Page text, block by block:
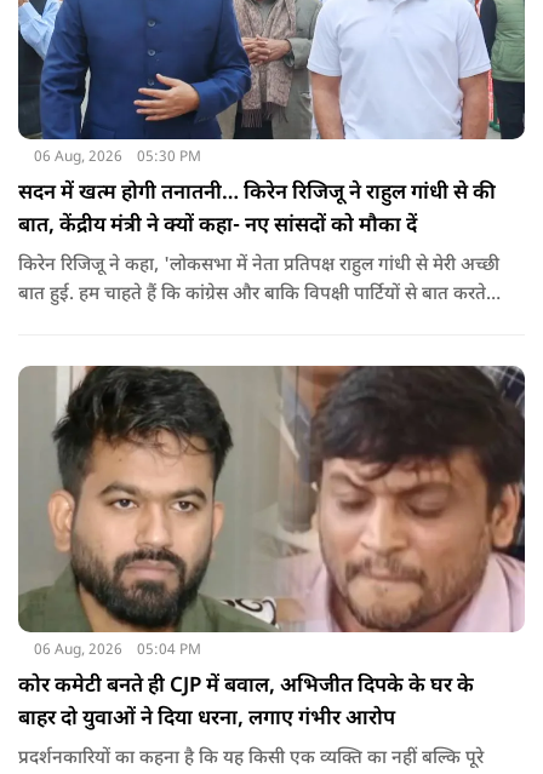
06 Aug, 2026 05:30 PM
सदन में खत्म होगी तनातनी… किरेन रिजिजू ने राहुल गांधी से की
बात, केंद्रीय मंत्री ने क्यों कहा- नए सांसदों को मौका दें
किरेन रिजिजू ने कहा, 'लोकसभा में नेता प्रतिपक्ष राहुल गांधी से मेरी अच्छी
बात हुई. हम चाहते हैं कि कांग्रेस और बाकि विपक्षी पार्टियों से बात करते
06 Aug, 2026 05:04 PM
कोर कमेटी बनते ही CJP में बवाल, अभिजीत दिपके के घर के
बाहर दो युवाओं ने दिया धरना, लगाए गंभीर आरोप
प्रदर्शनकारियों का कहना है कि यह किसी एक व्यक्ति का नहीं बल्कि पूरे